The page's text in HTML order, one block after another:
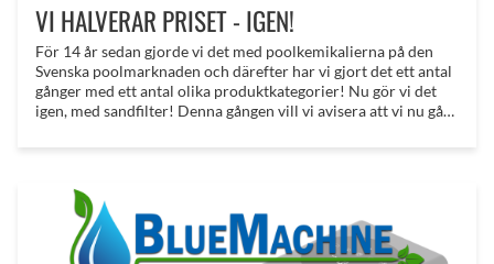
VI HALVERAR PRISET - IGEN!
För 14 år sedan gjorde vi det med poolkemikalierna på den
Svenska poolmarknaden och därefter har vi gjort det ett antal
gånger med ett antal olika produktkategorier! Nu gör vi det
igen, med sandfilter! Denna gången vill vi avisera att vi nu gått